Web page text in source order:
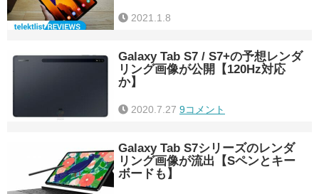
2021.1.8
Galaxy Tab S7 / S7+の予想レンダ
リング画像が公開【120Hz対応
か】
2020.7.27 9コメント
Galaxy Tab S7シリーズのレンダ
リング画像が流出【Sペンとキー
ボードも】